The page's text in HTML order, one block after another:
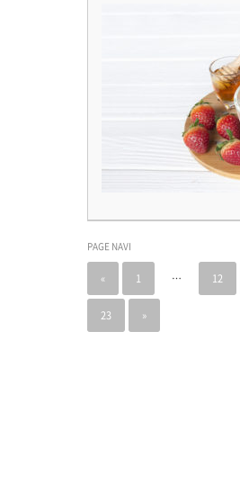
PAGE NAVI
« 1 … 12
23 »